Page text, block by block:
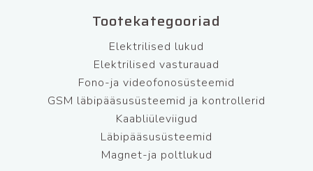
Tootekategooriad
Elektrilised lukud
Elektrilised vasturauad
Fono-ja videofonosüsteemid
GSM läbipääsusüsteemid ja kontrollerid
Kaabliüleviigud
Läbipääsusüsteemid
Magnet-ja poltlukud